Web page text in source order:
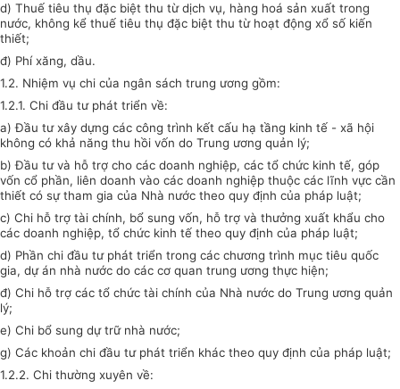
d) Thuế tiêu thụ đặc biệt thu từ dịch vụ, hàng hoá sản xuất trong
nước, không kể thuế tiêu thụ đặc biệt thu từ hoạt động xổ số kiến
thiết;
đ) Phí xăng, dầu.
1.2. Nhiệm vụ chi của ngân sách trung ương gồm:
1.2.1. Chi đầu tư phát triển về:
a) Đầu tư xây dựng các công trình kết cấu hạ tầng kinh tế - xã hội
không có khả năng thu hồi vốn do Trung ương quản lý;
b) Đầu tư và hỗ trợ cho các doanh nghiệp, các tổ chức kinh tế, góp
vốn cổ phần, liên doanh vào các doanh nghiệp thuộc các lĩnh vực cần
thiết có sự tham gia của Nhà nước theo quy định của pháp luật;
c) Chi hỗ trợ tài chính, bổ sung vốn, hỗ trợ và thưởng xuất khẩu cho
các doanh nghiệp, tổ chức kinh tế theo quy định của pháp luật;
d) Phần chi đầu tư phát triển trong các chương trình mục tiêu quốc
gia, dự án nhà nước do các cơ quan trung ương thực hiện;
đ) Chi hỗ trợ các tổ chức tài chính của Nhà nước do Trung ương quản
lý;
e) Chi bổ sung dự trữ nhà nước;
g) Các khoản chi đầu tư phát triển khác theo quy định của pháp luật;
1.2.2. Chi thường xuyên về: